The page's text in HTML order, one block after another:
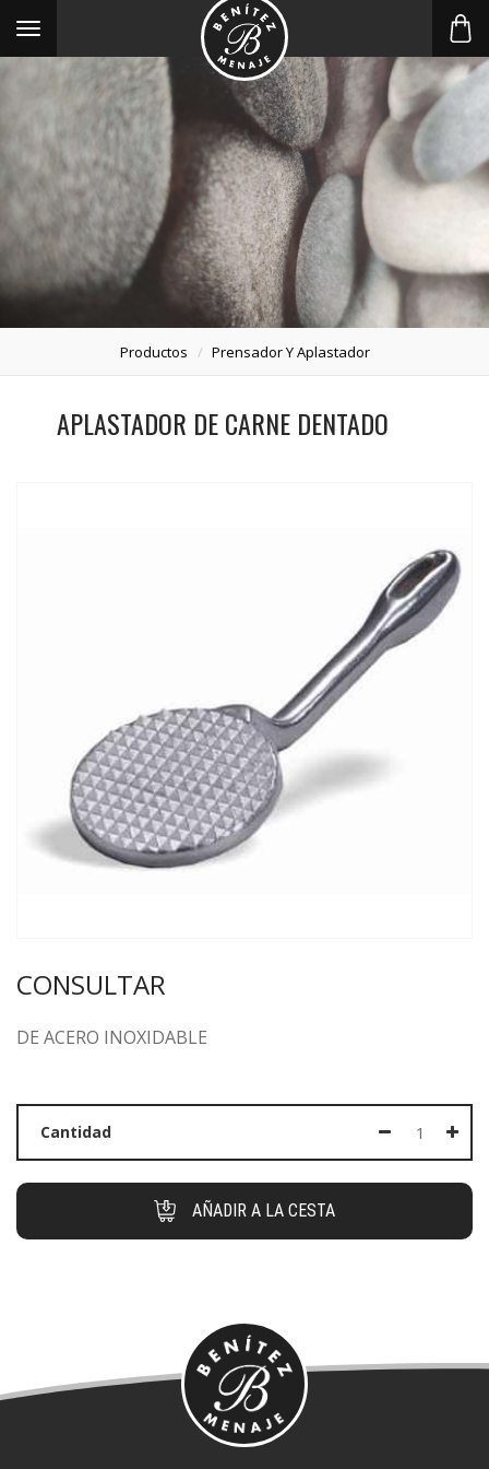
Toggle
navigation
Productos Prensador Y Aplastador
APLASTADOR DE CARNE DENTADO
CONSULTAR
DE ACERO INOXIDABLE
Cantidad
AÑADIR A LA CESTA